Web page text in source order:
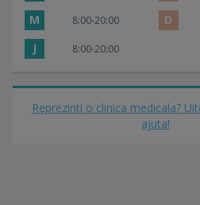
M 8:00-20:00 D
J 8:00-20:00
Reprezinti o clinica medicala?
ajuta!